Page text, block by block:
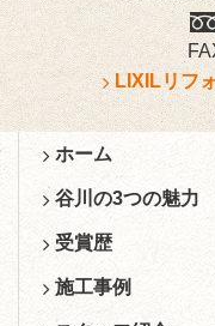
LIXILリフ
ホーム
谷川の3つの魅力
受賞歴
施工事例